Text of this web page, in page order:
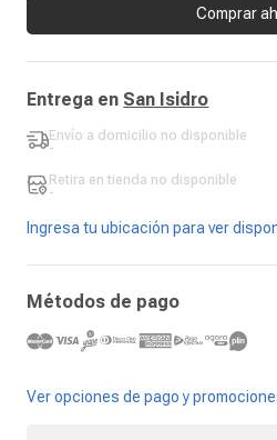
Comprar
Entrega en San Isidro
Envío a domicilio no disponible
-
Retira en tienda no disponible
-
Ingresa tu ubicación para ver
Métodos de pago
Ver opciones de pago y